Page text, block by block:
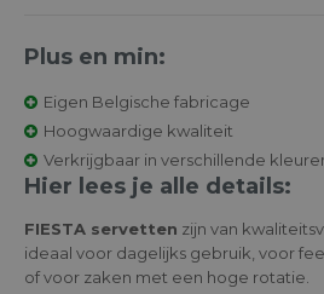
Plus en min:
Eigen Belgische fabricage
Hoogwaardige kwaliteit
Verkrijgbaar in verschillende
Hier lees je alle details:
FIESTA servetten zijn van
ideaal voor dagelijks gebruik, voor
of voor zaken met een hoge rotatie.